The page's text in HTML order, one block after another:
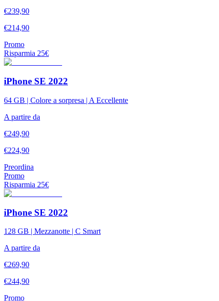
€239,90
€214,90
Promo
Risparmia 25€
iPhone SE 2022
64 GB | Colore a sorpresa | A Eccellente
A partire da
€249,90
€224,90
Preordina
Promo
Risparmia 25€
iPhone SE 2022
128 GB | Mezzanotte | C Smart
A partire da
€269,90
€244,90
Promo